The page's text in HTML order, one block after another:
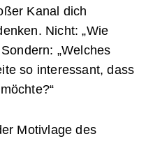
Kanal dich
Nicht: „Wie
„Welches
so interessant, dass
Motivlage des